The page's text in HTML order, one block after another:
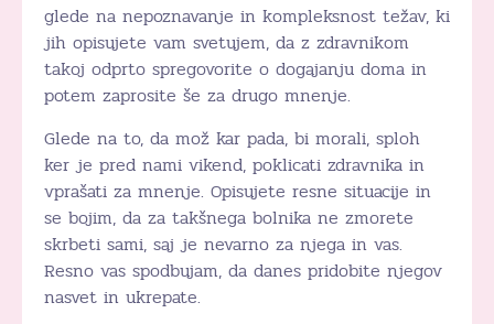
glede na nepoznavanje in kompleksnost težav, ki
jih opisujete vam svetujem, da z zdravnikom
takoj odprto spregovorite o dogajanju doma in
potem zaprosite še za drugo mnenje.
Glede na to, da mož kar pada, bi morali, sploh
ker je pred nami vikend, poklicati zdravnika in
vprašati za mnenje. Opisujete resne situacije in
se bojim, da za takšnega bolnika ne zmorete
skrbeti sami, saj je nevarno za njega in vas.
Resno vas spodbujam, da danes pridobite njegov
nasvet in ukrepate.